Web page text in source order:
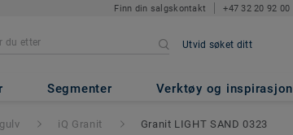
Finn din salgskontakt +47 32 20 92 00
Utvid søket ditt
Segmenter Verktøy og inspirasjon
LIGHT SAND 0323
iQ Granit Granit LIGHT SAND 0323